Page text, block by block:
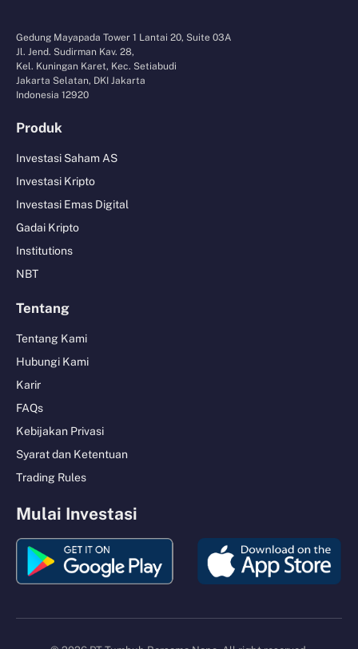
Gedung Mayapada Tower 1 Lantai 20, Suite 03A
Jl. Jend. Sudirman Kav. 28,
Kel. Kuningan Karet, Kec. Setiabudi
Jakarta Selatan, DKI Jakarta
Indonesia 12920
Produk
Investasi Saham AS
Investasi Kripto
Investasi Emas Digital
Gadai Kripto
Institutions
NBT
Tentang
Tentang Kami
Hubungi Kami
Karir
FAQs
Kebijakan Privasi
Syarat dan Ketentuan
Trading Rules
Mulai Investasi